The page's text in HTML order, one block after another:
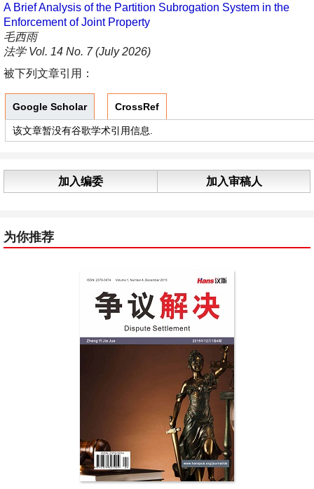
A Brief Analysis of the Partition Subrogation System in the
Enforcement of Joint Property
毛西雨
法学 Vol. 14 No. 7 (July 2026)
被下列文章引用：
Google Scholar CrossRef
该文章暂没有谷歌学术引用信息.
加入编委 加入审稿人
为你推荐